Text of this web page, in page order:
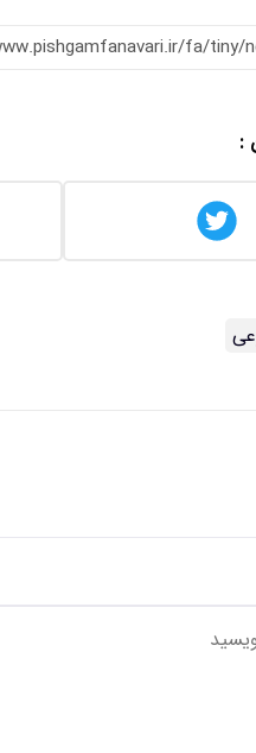
fa/tiny/
: